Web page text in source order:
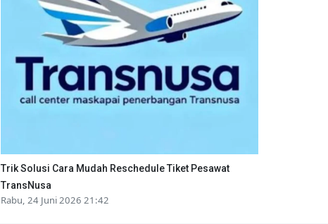
Trik Solusi Cara Mudah Reschedule Tiket Pesawat
TransNusa
Rabu, 24 Juni 2026 21:42